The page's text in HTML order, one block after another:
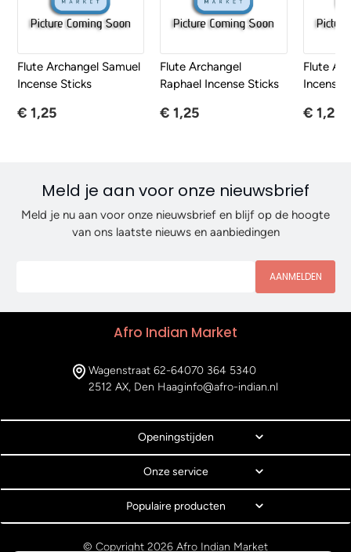
Flute Archangel Samuel
Incense Sticks
€ 1,25
Flute Archangel
Raphael Incense Sticks
€ 1,25
Flute
Incense
€ 1,25
Meld je aan voor onze nieuwsbrief
Meld je nu aan voor onze nieuwsbrief en blijf op de hoogte
van ons laatste nieuws en aanbiedingen
AANMELDEN
Afro Indian Market
Wagenstraat 62-64
2512 AX, Den Haag
070 364 5340
info@afro-indian.nl
Openingstijden
Onze service
Populaire producten
© Copyright 2026 Afro Indian Market